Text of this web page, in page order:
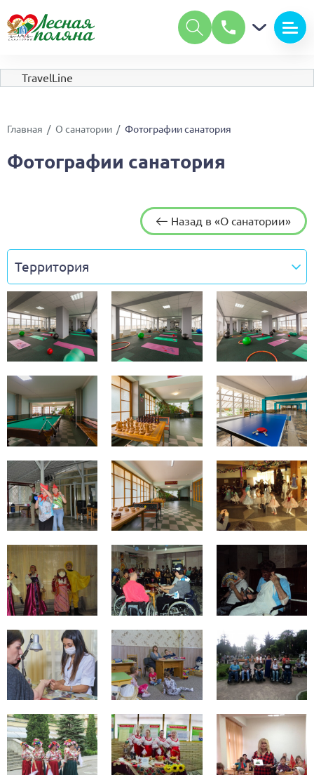
Размер шрифта: А А
Обычная версия сайта
TravelLine
Главная О санатории Фотографии санатория
Фотографии санатория
Назад в «О санатории»
Территория
Территория
Процедуры
Досуг
Питание
Пятигорск
Экскурсии
Интерьер
Номера